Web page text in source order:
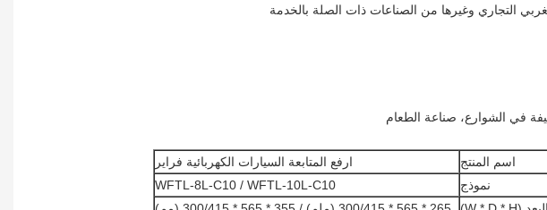
التجاري وغيرها من الصناعات ذات الصلة بالخدمة
في الشوارع، صناعة الطعام
اسم المنتج
ارفع المتابعة السيارات الكهربائية فراير
نموذج
WFTL-8L-C10 / WFTL-10L-C10